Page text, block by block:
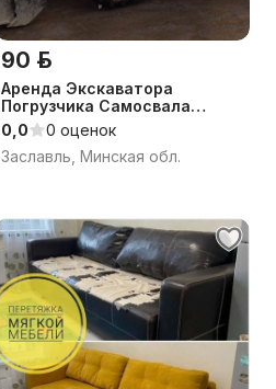
90 р.
Аренда Экскаватора
Погрузчика Самосвала
Демонтаж
0,0
0 оценок
Заславль, Минская обл.